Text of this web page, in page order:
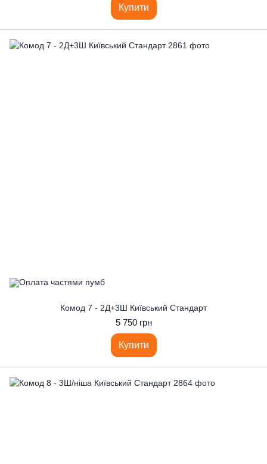
Купити
Комод 7 - 2Д+3Ш Київський Стандарт
5 750 грн
Купити